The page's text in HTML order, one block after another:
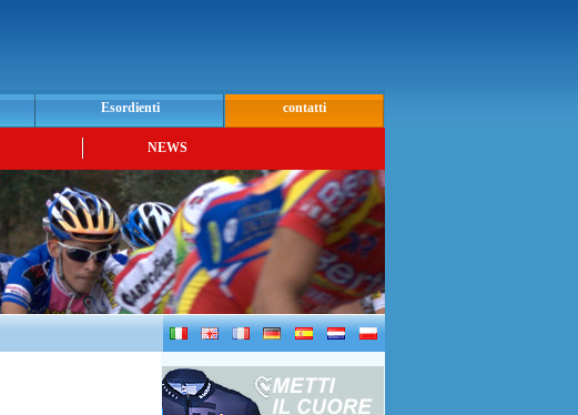
Esordienti contatti
NEWS